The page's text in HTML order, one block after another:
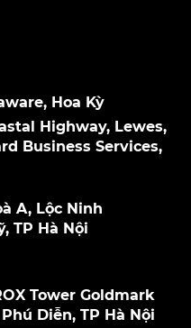
Hoa Kỳ
Highway, Lewes,
Business Services,
A, Lộc Ninh
TP Hà Nội
Tower Goldmark
Diễn, TP Hà Nội